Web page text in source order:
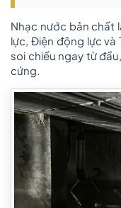
Nhạc nước bản chất
lực, Điện động lực và
soi chiếu ngay từ
cứng.